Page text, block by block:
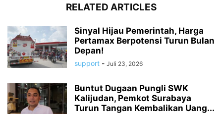
RELATED ARTICLES
Sinyal Hijau Pemerintah, Harga
Pertamax Berpotensi Turun Bulan
Depan!
support - Juli 23, 2026
Buntut Dugaan Pungli SWK
Kalijudan, Pemkot Surabaya
Turun Tangan Kembalikan Uang...